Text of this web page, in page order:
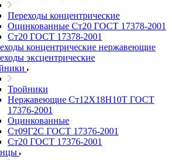
Переходы концентрические
Оцинкованные Ст20 ГОСТ 17378-2001
Ст20 ГОСТ 17378-2001
концентрические нержавеющие
эксцентрические
Тройники
Нержавеющие Ст12Х18Н10Т ГОСТ
17376-2001
Оцинкованные
Ст09Г2С ГОСТ 17376-2001
Ст20 ГОСТ 17376-2001